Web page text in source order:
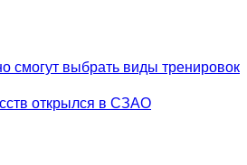
смогут выбрать виды тренировок
открылся в СЗАО